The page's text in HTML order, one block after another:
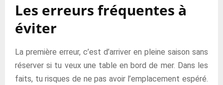
Les erreurs fréquentes à
éviter
La première erreur, c’est d’arriver en pleine saison sans
réserver si tu veux une table en bord de mer. Dans les
faits, tu risques de ne pas avoir l’emplacement espéré.